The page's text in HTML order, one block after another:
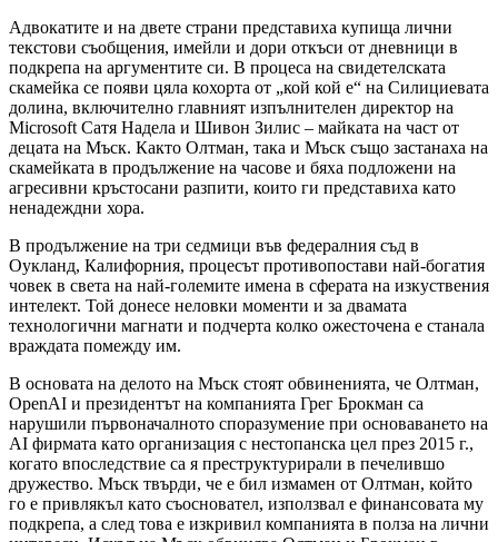
Адвокатите и на двете страни представиха купища лични
текстови съобщения, имейли и дори откъси от дневници в
подкрепа на аргументите си. В процеса на свидетелската
скамейка се появи цяла кохорта от „кой кой е“ на Силициевата
долина, включително главният изпълнителен директор на
Microsoft Сатя Надела и Шивон Зилис – майката на част от
децата на Мъск. Както Олтман, така и Мъск също застанаха на
скамейката в продължение на часове и бяха подложени на
агресивни кръстосани разпити, които ги представиха като
ненадеждни хора.
В продължение на три седмици във федералния съд в
Оукланд, Калифорния, процесът противопостави най-богатия
човек в света на най-големите имена в сферата на изкуствения
интелект. Той донесе неловки моменти и за двамата
технологични магнати и подчерта колко ожесточена е станала
враждата помежду им.
В основата на делото на Мъск стоят обвиненията, че Олтман,
OpenAI и президентът на компанията Грег Брокман са
нарушили първоначалното споразумение при основаването на
AI фирмата като организация с нестопанска цел през 2015 г.,
когато впоследствие са я преструктурирали в печелившо
дружество. Мъск твърди, че е бил измамен от Олтман, който
го е привлякъл като съосновател, използвал е финансовата му
подкрепа, а след това е изкривил компанията в полза на лични